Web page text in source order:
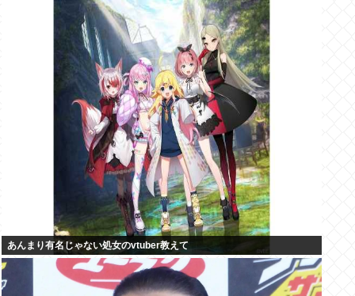
あんまり有名じゃない処女のvtuber教えて